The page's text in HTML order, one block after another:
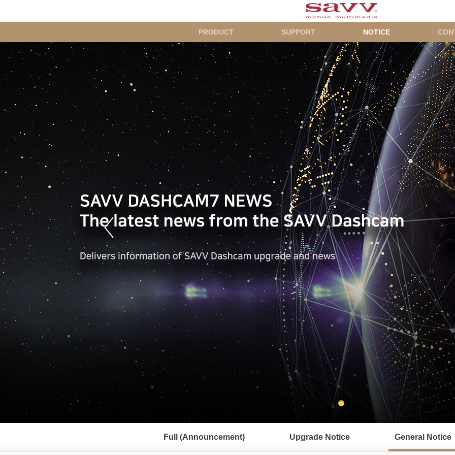
인
메
뉴
PRODUCT SUPPORT NOTICE
뉴
Full (Announcement) Upgrade Notice General Notice